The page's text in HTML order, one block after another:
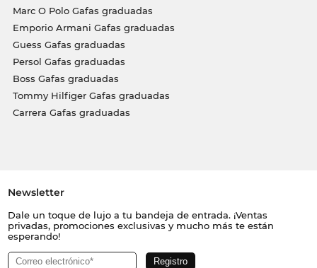
Marc O Polo Gafas graduadas
Emporio Armani Gafas graduadas
Guess Gafas graduadas
Persol Gafas graduadas
Boss Gafas graduadas
Tommy Hilfiger Gafas graduadas
Carrera Gafas graduadas
Newsletter
Dale un toque de lujo a tu bandeja de entrada. ¡Ventas
privadas, promociones exclusivas y mucho más te están
esperando!